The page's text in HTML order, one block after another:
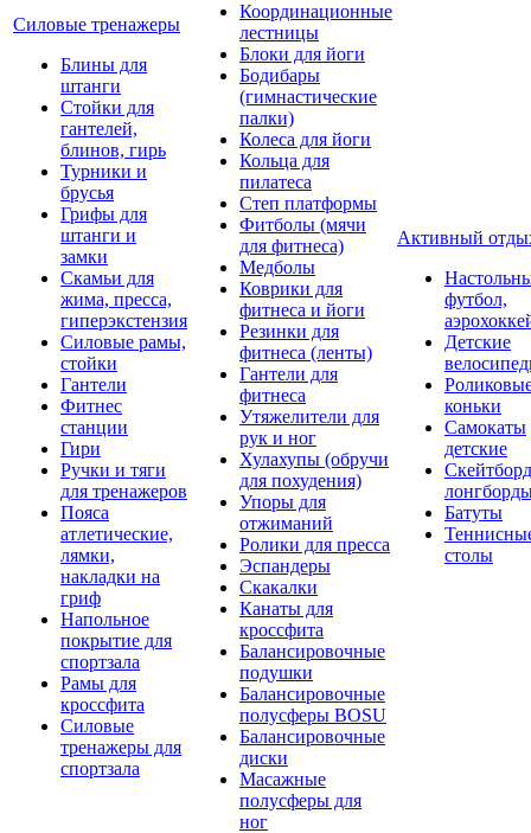
Силовые тренажеры
Блины для
штанги
Стойки для
гантелей,
блинов, гирь
Турники и
брусья
Грифы для
штанги и
замки
Скамьи для
жима, пресса,
гиперэкстензия
Силовые рамы,
стойки
Гантели
Фитнес
станции
Гири
Ручки и тяги
для тренажеров
Пояса
атлетические,
лямки,
накладки на
гриф
Напольное
покрытие для
спортзала
Рамы для
кроссфита
Силовые
тренажеры для
спортзала
Координационные
лестницы
Блоки для йоги
Бодибары
(гимнастические
палки)
Колеса для йоги
Кольца для
пилатеса
Степ платформы
Фитболы (мячи
для фитнеса)
Медболы
Коврики для
фитнеса и йоги
Резинки для
фитнеса (ленты)
Гантели для
фитнеса
Утяжелители для
рук и ног
Хулахупы (обручи
для похудения)
Упоры для
отжиманий
Ролики для пресса
Эспандеры
Скакалки
Канаты для
кроссфита
Балансировочные
подушки
Балансировочные
полусферы BOSU
Балансировочные
диски
Масажные
полусферы для
ног
Активный
футбол,
Детские
коньки
Самокаты
детские
Батуты
столы